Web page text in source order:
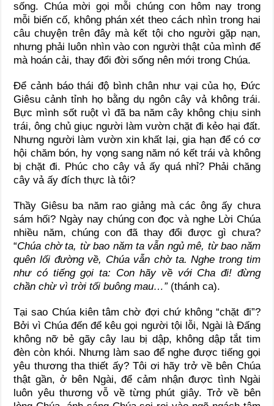
sống. Chúa mời gọi mỗi chúng con hôm nay trong
mỗi biến cố, không phán xét theo cách nhìn trong hai
câu chuyện trên đây mà kết tội cho người gặp nạn,
nhưng phải luôn nhìn vào con người thật của mình để
mà hoán cải, thay đổi đời sống nên mới trong Chúa.
Để cảnh báo thái độ bình chân như vại của họ, Đức
Giêsu cảnh tỉnh họ bằng dụ ngôn cây vả không trái.
Bực mình sốt ruột vì đã ba năm cây không chịu sinh
trái, ông chủ giục người làm vườn chặt đi kẻo hại đất.
Nhưng người làm vườn xin khất lại, gia hạn để có cơ
hội chăm bón, hy vọng sang năm nó kết trái và không
bị chặt đi. Phúc cho cây vả ấy quá nhỉ? Phải chăng
cây vả ấy đích thực là tôi?
Thầy Giêsu ba năm rao giảng mà các ông ấy chưa
sám hối? Ngày nay chúng con đọc và nghe Lời Chúa
nhiều năm, chúng con đã thay đổi được gì chưa?
“Chúa chờ ta, từ bao năm ta vẫn ngủ mê, từ bao năm
quên lối đường về, Chúa vẫn chờ ta. Nghe trong tim
như có tiếng gọi ta: Con hãy về với Cha đi! đừng
chần chừ vì trời tối buông mau…”(thánh ca).
Tại sao Chúa kiên tâm chờ đợi chứ không “chặt đi”?
Bởi vì Chúa đến để kêu gọi người tội lỗi, Ngài là Đấng
không nỡ bẻ gãy cây lau bị dập, không dập tắt tim
đèn còn khói. Nhưng làm sao để nghe được tiếng gọi
yêu thương tha thiết ấy? Tôi ơi hãy trở về bên Chúa
thật gần, ở bên Ngài, để cảm nhận được tình Ngài
luôn yêu thương vỗ về từng phút giây. Trở về bên